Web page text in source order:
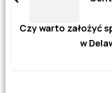
Czy warto założyć
w